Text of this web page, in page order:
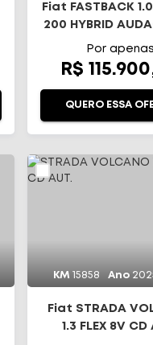
Fiat FASTBACK
200 HYBRID
Por apenas
R$
QUERO ESSA
KM 15858 Ano
Fiat STRADA
1.3 FLEX 8V CD